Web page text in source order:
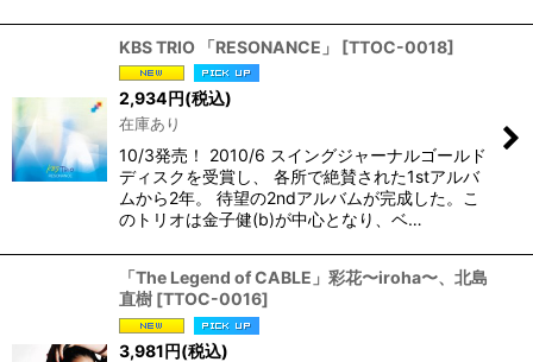
KBS TRIO 「RESONANCE」 [TTOC-0018]
2,934円(税込)
在庫あり
10/3発売！ 2010/6 スイングジャーナルゴールド
ディスクを受賞し、 各所で絶賛された1stアルバ
ムから2年。 待望の2ndアルバムが完成した。こ
のトリオは金子健(b)が中心となり、ベ…
「The Legend of CABLE」彩花〜iroha〜、北島
直樹 [TTOC-0016]
3,981円(税込)